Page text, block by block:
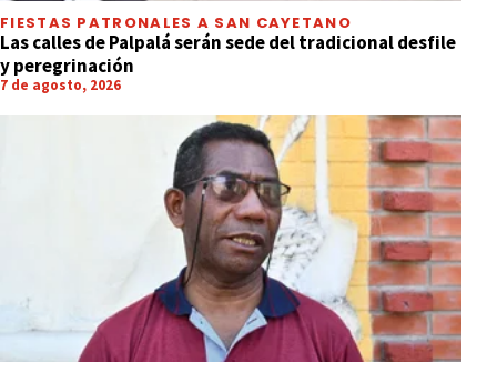
FIESTAS PATRONALES A SAN CAYETANO
Las calles de Palpalá serán sede del tradicional desfile
y peregrinación
7 de agosto, 2026